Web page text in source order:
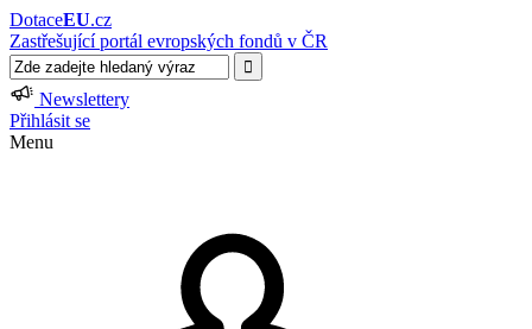
DotaceEU.cz
Zastřešující portál evropských fondů v ČR
Newslettery
Přihlásit se
Menu